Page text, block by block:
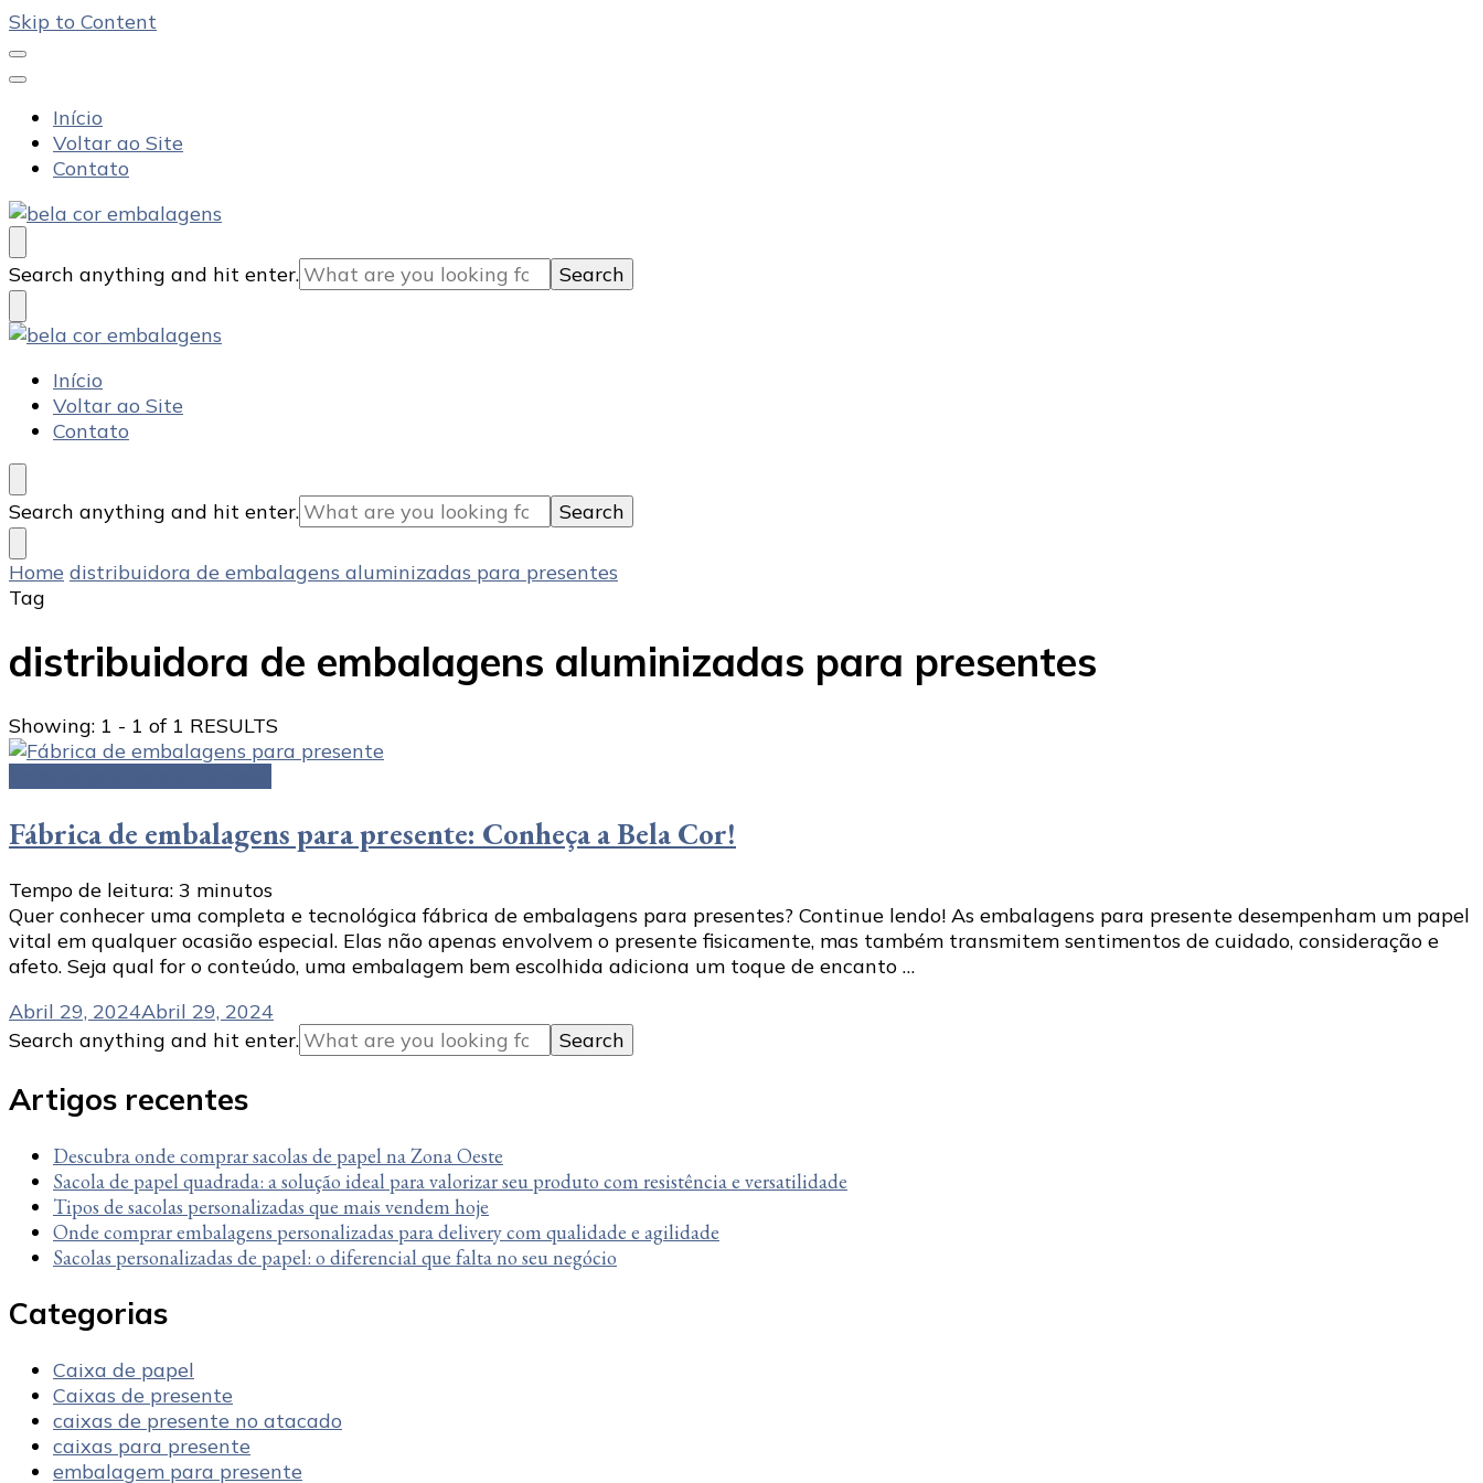
Skip to Content
Início
Voltar ao Site
Contato
Bela Cor Embalagens
Blog
Looking
for
Something?
Search anything and hit enter.
Bela Cor Embalagens
Blog
Início
Voltar ao Site
Contato
Looking
for
Something?
Search anything and hit enter.
Home distribuidora de embalagens aluminizadas para presentes
Tag
distribuidora de embalagens aluminizadas para presentes
Showing: 1 - 1 of 1 RESULTS
Fábrica de embalagens para presente: Conheça a Bela Cor!
Tempo de leitura: 3 minutos
Quer conhecer uma completa e tecnológica fábrica de embalagens para presentes? Continue lendo! As embalagens para presente desempenham um papel
vital em qualquer ocasião especial. Elas não apenas envolvem o presente fisicamente, mas também transmitem sentimentos de cuidado, consideração e
afeto. Seja qual for o conteúdo, uma embalagem bem escolhida adiciona um toque de encanto …
Abril 29, 2024Abril 29, 2024
Looking
Something?
Search anything and hit enter.
Artigos recentes
Descubra onde comprar sacolas de papel na Zona Oeste
Sacola de papel quadrada: a solução ideal para valorizar seu produto com resistência e versatilidade
Tipos de sacolas personalizadas que mais vendem hoje
Onde comprar embalagens personalizadas para delivery com qualidade e agilidade
Sacolas personalizadas de papel: o diferencial que falta no seu negócio
Categorias
Caixa de papel
Caixas de presente
caixas de presente no atacado
caixas para presente
embalagem para presente